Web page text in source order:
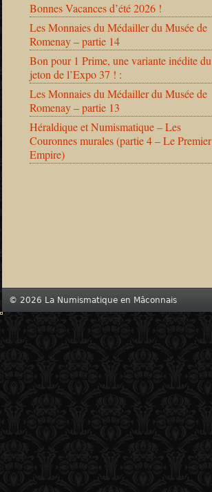
Bonnes Vacances d’été 2026 !
Les Monnaies du Médailler du Musée de
Romenay – partie 14
Bon pour 1 Prime, une variante inédite du
jeton de l’Expo 37 ! :
Les Monnaies du Médailler du Musée de
Romenay – partie 13
Héraldique et Numismatique – Les
Couronnes murales (partie 4 – Le Premier
Empire)
© 2026 La Numismatique en Mâconnais